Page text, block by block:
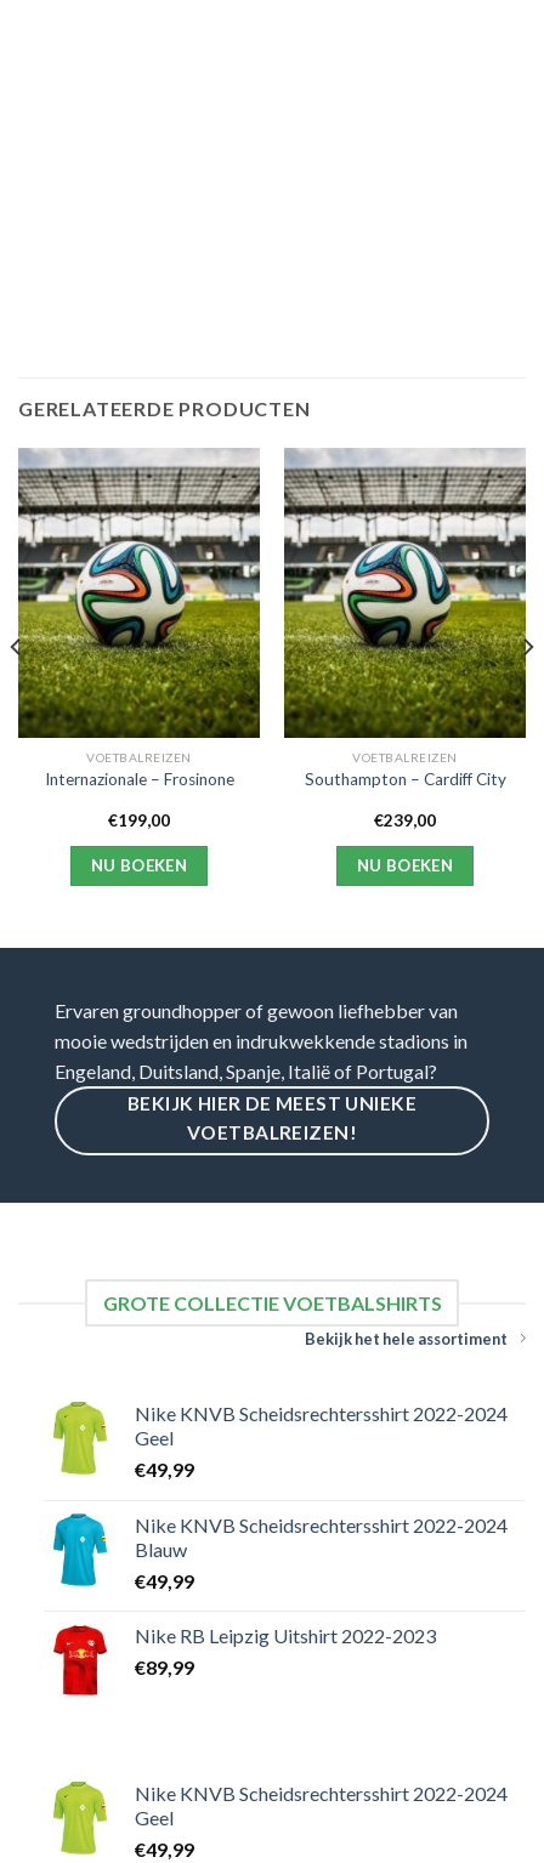
GERELATEERDE PRODUCTEN
VOETBALREIZEN
Internazionale – Frosinone
€199,00
NU BOEKEN
VOETBALREIZEN
Southampton – Cardiff City
€239,00
NU BOEKEN
Ervaren groundhopper of gewoon liefhebber van
mooie wedstrijden en indrukwekkende stadions in
Engeland, Duitsland, Spanje, Italië of Portugal?
BEKIJK HIER DE MEEST UNIEKE
VOETBALREIZEN!
GROTE COLLECTIE VOETBALSHIRTS
Bekijk het hele assortiment
Nike KNVB Scheidsrechtersshirt 2022-2024
Geel
€49,99
Nike KNVB Scheidsrechtersshirt 2022-2024
Blauw
€49,99
Nike RB Leipzig Uitshirt 2022-2023
€89,99
Nike KNVB Scheidsrechtersshirt 2022-2024
Geel
€49,99